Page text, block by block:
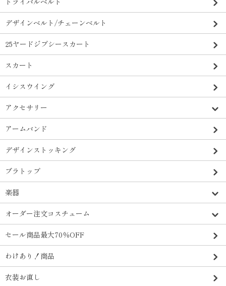
デザインベルト/チェーンベルト
25ヤードジプシースカート
スカート
イシスウイング
アクセサリー
アームバンド
デザインストッキング
ブラトップ
楽器
オーダー注文コスチューム
セール商品最大70％OFF
わけあり！商品
衣装お直し